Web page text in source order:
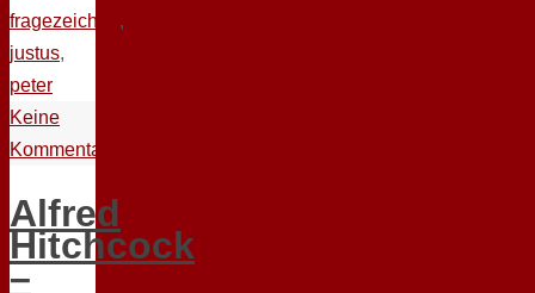
fragezeichen ,
justus,
peter
Keine
Kommentare
Alfred
Hitchcock
–